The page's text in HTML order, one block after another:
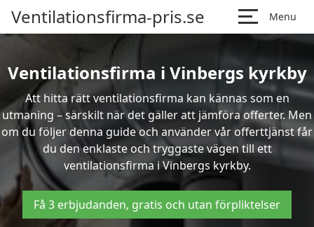
Ventilationsfirma-pris.se Menu
Ventilationsfirma i Vinbergs kyrkby
Att hitta rätt ventilationsfirma kan kännas som en
utmaning – särskilt när det gäller att jämföra offerter. Men
om du följer denna guide och använder vår offerttjänst får
du den enklaste och tryggaste vägen till ett
ventilationsfirma i Vinbergs kyrkby.
Få 3 erbjudanden, gratis och utan förpliktelser